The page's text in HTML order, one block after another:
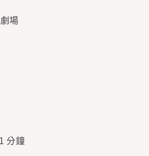
場
分鐘